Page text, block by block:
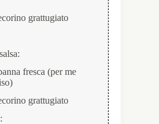
grattugiato
fresca (per me
grattugiato